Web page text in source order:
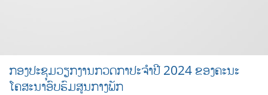
ກອງປະຊຸມວຽກງານກວດກາປະຈຳປີ 2024 ຂອງຄະນະ
ໂຄສະນາອົບຮົມສູນກາງພັກ